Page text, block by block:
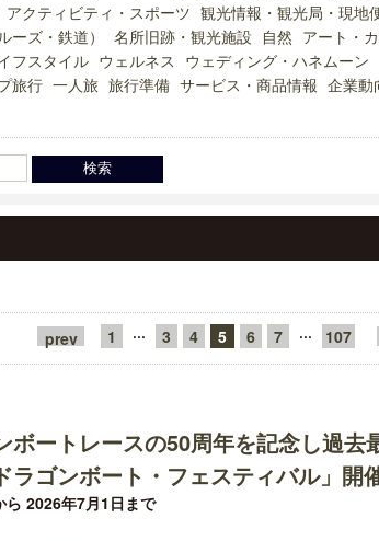
アクティビティ・スポーツ 観光情報・観光局・現地
ズ・鉄道） 名所旧跡・観光施設 自然 アート・
フスタイル ウェルネス ウェディング・ハネムーン
旅行 一人旅 旅行準備 サービス・商品情報 企業動
prev 1 ··· 3 4 5 6 7 ··· 107
ボートレースの50周年を記念し過去
ラゴンボート・フェスティバル」開
2026年7月1日まで